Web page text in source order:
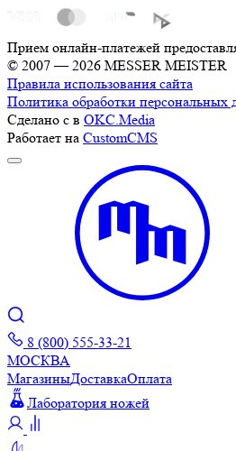
Прием онлайн-платежей
© 2007 — 2026 MESSER MEISTER
Правила использования сайта
Политика обработки персональных
Сделано с в OKC.Media
Работает на CustomCMS
8 (800) 555-33-21
МОСКВА
МагазиныДоставкаОплата
Лаборатория ножей